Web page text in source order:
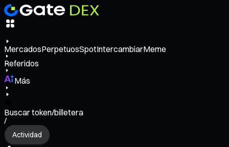
MercadosPerpetuosSpotIntercambiarMeme
Referidos
Más
Buscar token/billetera
/
Actividad